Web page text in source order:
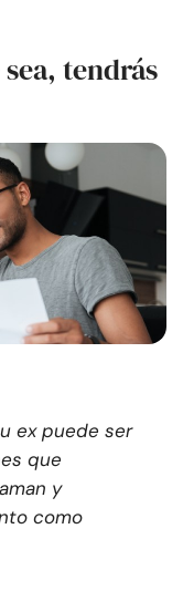
tendrás
ex puede ser
que
y
como